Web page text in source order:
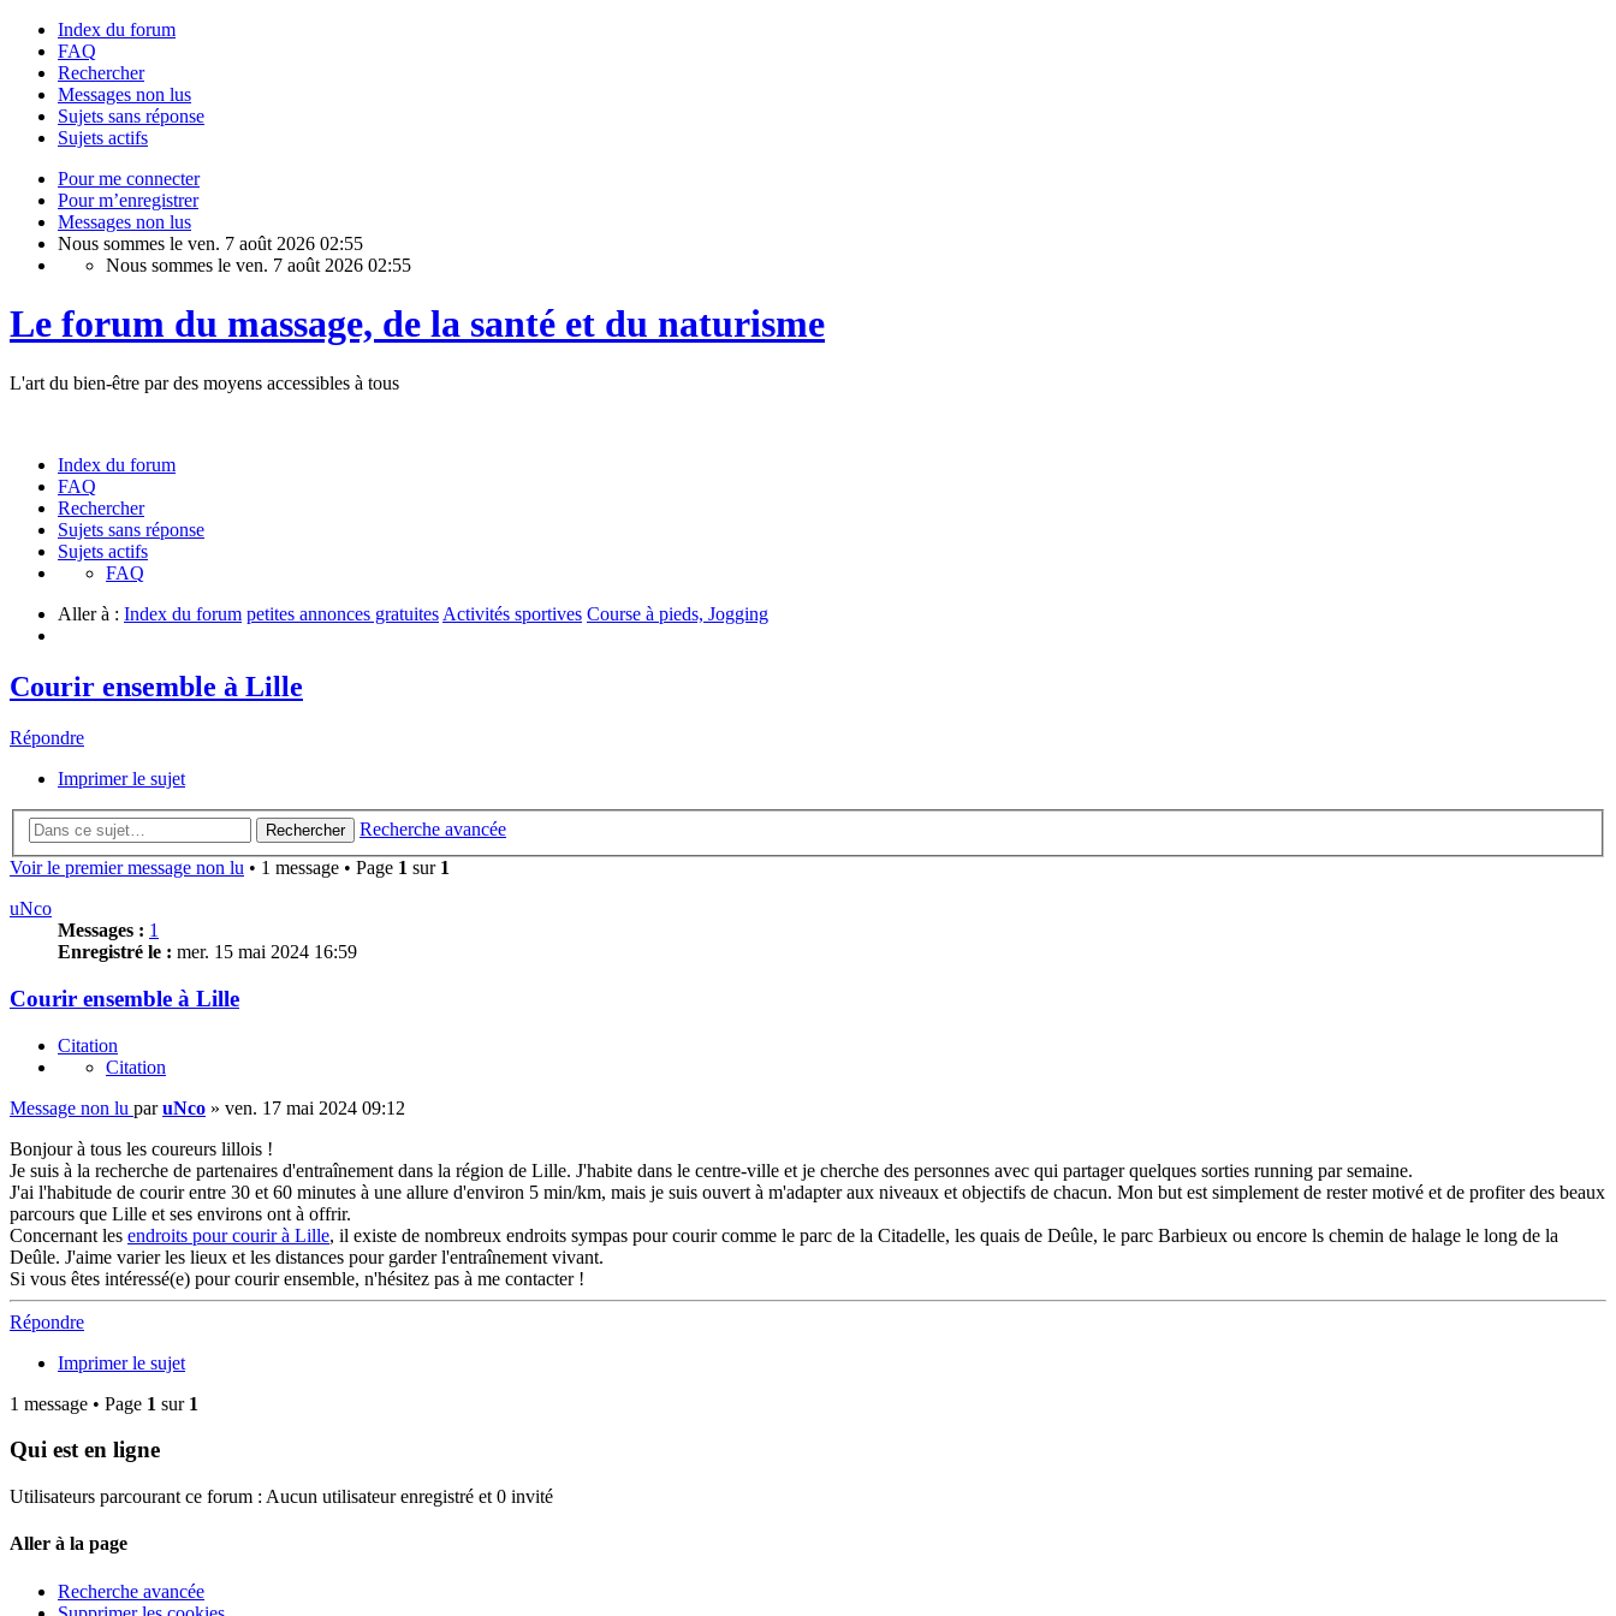
Index du forum
FAQ
Rechercher
Messages non lus
Sujets sans réponse
Sujets actifs
Pour me connecter
Pour m’enregistrer
Messages non lus
Nous sommes le ven. 7 août 2026 02:55
Nous sommes le ven. 7 août 2026 02:55
Le forum du massage, de la santé et du naturisme
L'art du bien-être par des moyens accessibles à tous
Index du forum
FAQ
Rechercher
Sujets sans réponse
Sujets actifs
FAQ
Aller à : Index du forum petites annonces gratuites Activités sportives Course à pieds, Jogging
Courir ensemble à Lille
Répondre
Imprimer le sujet
Rechercher
Recherche avancée
Voir le premier message non lu • 1 message • Page 1 sur 1
uNco
Messages : 1
Enregistré le : mer. 15 mai 2024 16:59
Courir ensemble à Lille
Citation
Citation
Message non lu paruNco » ven. 17 mai 2024 09:12
Bonjour à tous les coureurs lillois !
Je suis à la recherche de partenaires d'entraînement dans la région de Lille. J'habite dans le centre-ville et je cherche des personnes avec qui partager quelques sorties running par semaine.
J'ai l'habitude de courir entre 30 et 60 minutes à une allure d'environ 5 min/km, mais je suis ouvert à m'adapter aux niveaux et objectifs de chacun. Mon but est simplement de rester motivé et de profiter des beaux
parcours que Lille et ses environs ont à offrir.
Concernant les endroits pour courir à Lille, il existe de nombreux endroits sympas pour courir comme le parc de la Citadelle, les quais de Deûle, le parc Barbieux ou encore ls chemin de halage le long de la
Deûle. J'aime varier les lieux et les distances pour garder l'entraînement vivant.
Si vous êtes intéressé(e) pour courir ensemble, n'hésitez pas à me contacter !
Répondre
Imprimer le sujet
1 message • Page 1 sur 1
Qui est en ligne
Utilisateurs parcourant ce forum : Aucun utilisateur enregistré et 0 invité
Aller à la page
Recherche avancée